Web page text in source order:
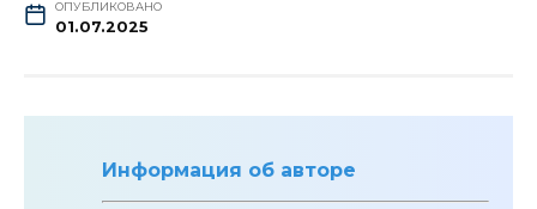
ОПУБЛИКОВАНО
01.07.2025
Информация об авторе